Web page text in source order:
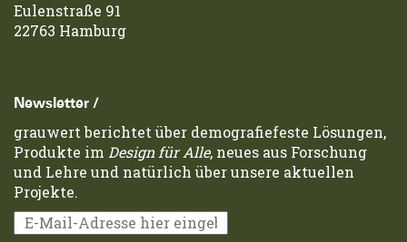
Eulenstraße 91
22763 Hamburg
Newsletter /
grauwert berichtet über demografiefeste Lösungen,
Produkte im Design für Alle, neues aus Forschung
und Lehre und natürlich über unsere aktuellen
Projekte.